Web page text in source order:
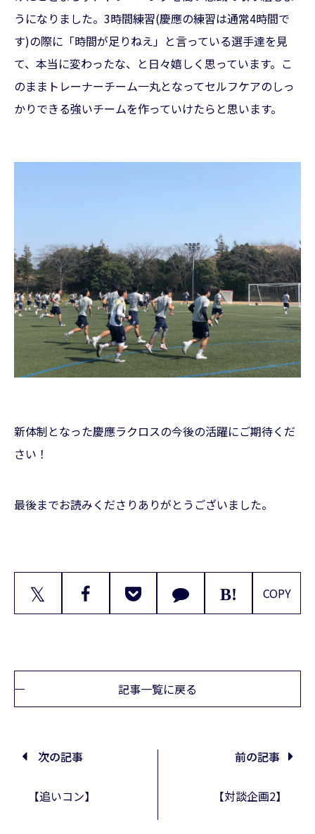
うになりました。3時間練習(慶應の練習は通常4時間で
す)の際に「時間が足りねえ」と言っている選手達を見
て、本当に変わったな、と日々嬉しく思っています。こ
のままトレーナーチーム一丸となってセルフケアのしっ
かりできる強いチームを作っていけたらと思います。
新体制となった慶應ラクロスの今後の活躍にご期待くだ
さい！
最後までお読みくださりありがとうございました。
𝕏 COPY
記事一覧に戻る
次の記事
【追いコン】
前の記事
【対談企画2】